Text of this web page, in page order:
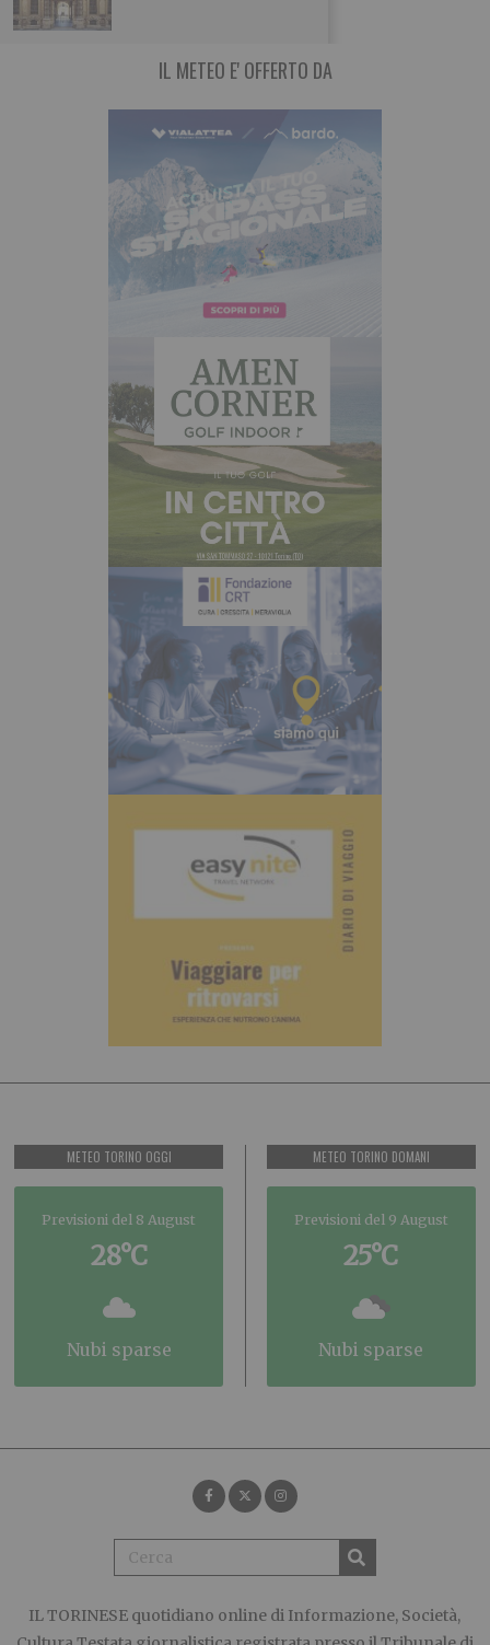
IL METEO E' OFFERTO DA
METEO TORINO OGGI
Previsioni del 8 August
28°C
nubi sparse
METEO TORINO DOMANI
Previsioni del 9 August
25°C
nubi sparse
IL TORINESE quotidiano online di Informazione, Società,